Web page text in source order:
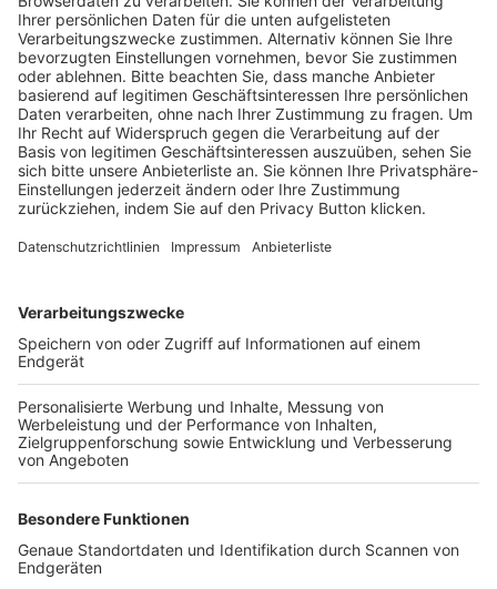
Trainerausbildung
Schulungsangebot Vereinsmitarbeiter
BFV-Geschäftsstellen
Trainerbörse
Login SpielPlus
FOLGE DEM BFV
TOP-VEREINE
TOP-PARTNER